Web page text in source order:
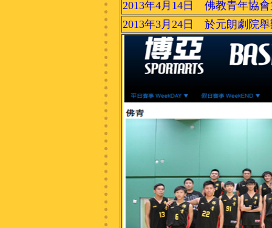
2013年4月14日 佛教青年協
2013年3月24日 於元朗劇院